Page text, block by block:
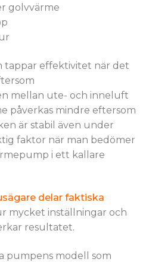
golvvärme
tappar effektivitet när det
mellan ute- och inneluft
påverkas mindre eftersom
är stabil även under
faktor när man bedömer
i ett kallare
delar faktiska
mycket inställningar och
resultatet.
pumpens modell som